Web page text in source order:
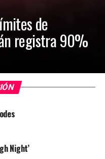
de
registra 90%
Night’